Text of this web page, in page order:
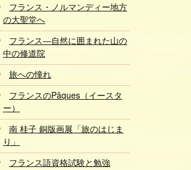
フランス・ノルマンディー地方
の大聖堂へ
フランス―自然に囲まれた山の
中の修道院
旅への憧れ
フランスのPâques（イースタ
ー）
南 桂子 銅版画展「旅のはじま
り」
フランス語資格試験と勉強